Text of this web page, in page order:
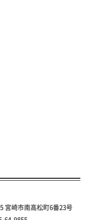
宮崎市南高松町6番23号